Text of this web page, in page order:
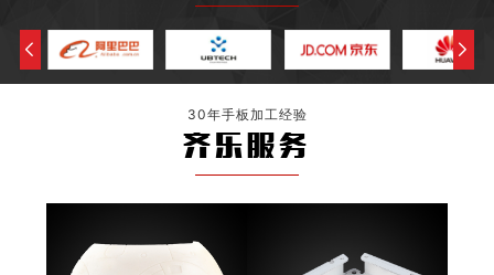
30年手板加工经验
齐乐服务